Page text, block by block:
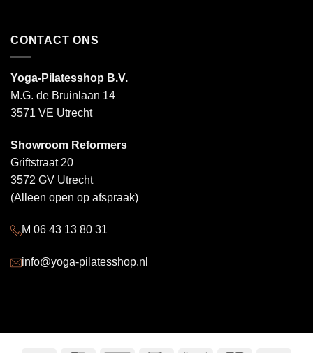
CONTACT ONS
Yoga-Pilatesshop B.V.
M.G. de Bruinlaan 14
3571 VE Utrecht
Showroom Reformers
Griftstraat 20
3572 GV Utrecht
(Alleen open op afspraak)
M 06 43 13 80 31
info@yoga-pilatesshop.nl